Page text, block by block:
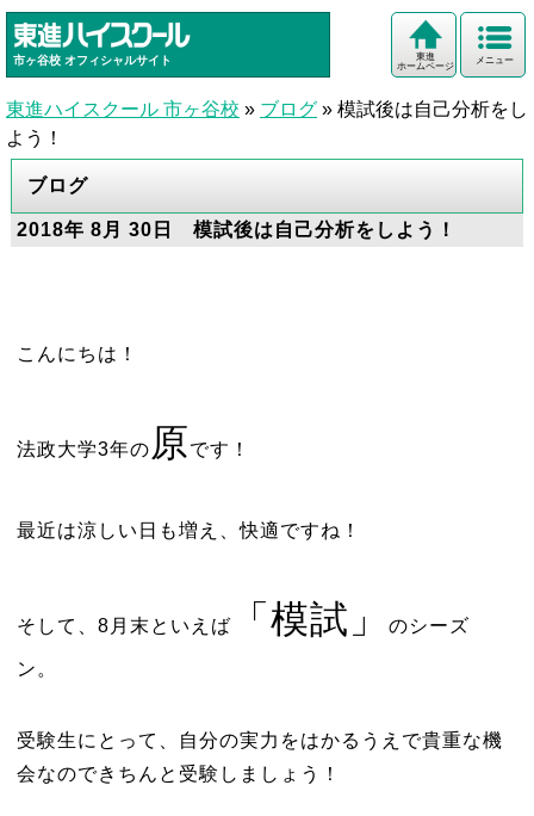
市ヶ谷校 オフィシャルサイト メニュー
東進
ホームページ
東進ハイスクール 市ヶ谷校 » ブログ » 模試後は自己分析をし
よう！
ブログ
2018年 8月 30日 模試後は自己分析をしよう！
こんにちは！
法政大学3年の 原です！
最近は涼しい日も増え、快適ですね！
そして、8月末といえば 「模試」 のシーズ
ン。
受験生にとって、自分の実力をはかるうえで貴重な機
会なのできちんと受験しましょう！